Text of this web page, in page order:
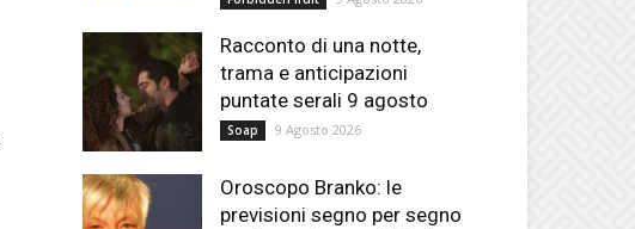
Racconto di una notte,
trama e anticipazioni
puntate serali 9 agosto
Soap 9 Agosto 2026
Oroscopo Branko: le
previsioni segno per segno